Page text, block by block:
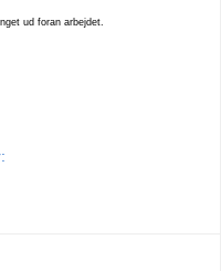
ud foran arbejdet.